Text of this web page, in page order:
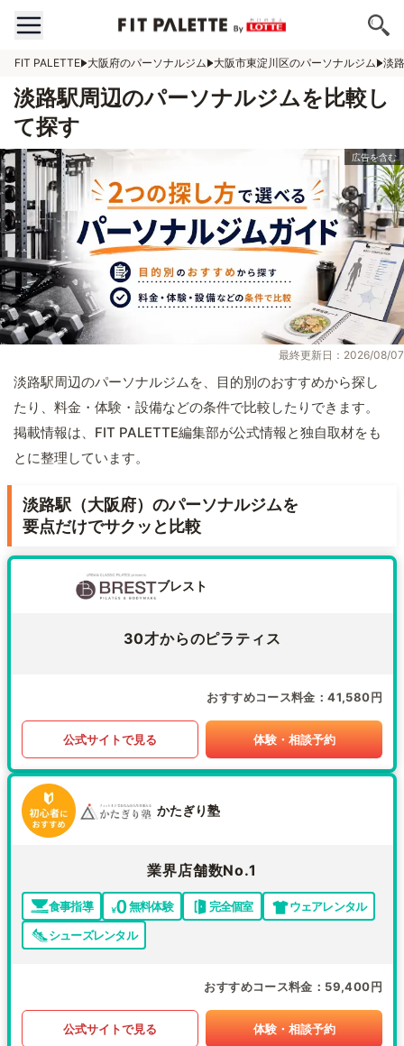
FIT PALETTE 大阪府のパーソナルジム 大阪市東淀川区のパーソナルジム 淡
淡路駅周辺のパーソナルジムを比較し
て探す
最終更新日：2026/08/07
淡路駅周辺のパーソナルジムを、目的別のおすすめから探し
たり、料金・体験・設備などの条件で比較したりできます。
掲載情報は、FIT PALETTE編集部が公式情報と独自取材をも
とに整理しています。
淡路駅（大阪府）のパーソナルジムを
要点だけでサクッと比較
ブレスト
30才からのピラティス
おすすめコース料金 41,580円
公式サイトで見る 体験・相談予約
かたぎり塾
業界店舗数No.1
食事指導 無料体験 完全個室
ウェアレンタル
シューズレンタル
おすすめコース料金 59,400円
公式サイトで見る 体験・相談予約